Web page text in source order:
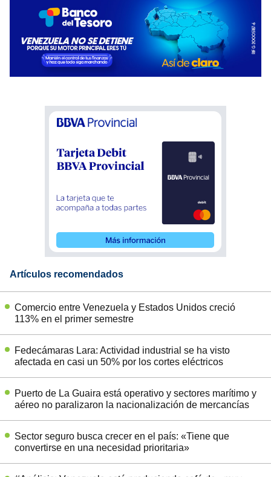
Artículos recomendados
Comercio entre Venezuela y Estados Unidos creció
113% en el primer semestre
Fedecámaras Lara: Actividad industrial se ha visto
afectada en casi un 50% por los cortes eléctricos
Puerto de La Guaira está operativo y sectores marítimo y
aéreo no paralizaron la nacionalización de mercancías
Sector seguro busca crecer en el país: «Tiene que
convertirse en una necesidad prioritaria»